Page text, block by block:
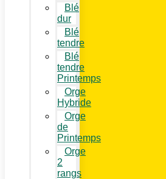
Blé
dur
Blé
tendre
Blé
tendre
Printemps
Orge
Hybride
Orge
de
Printemps
Orge
2
rangs